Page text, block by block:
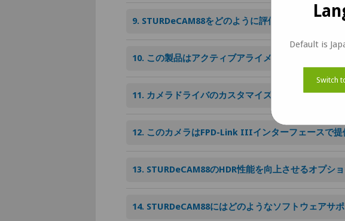
9. STURDeCAM88をどのように評価すればよいです
10. この製品はアクティブアライメント技術を使用し
11. カメラドライバのカスタマイズは可能ですか？
12. このカメラはFPD-Link IIIインターフェースで提
13. STURDeCAM88のHDR性能を向上させるオプシ
14. STURDeCAM88にはどのようなソフトウェアサ
Default is
Switch